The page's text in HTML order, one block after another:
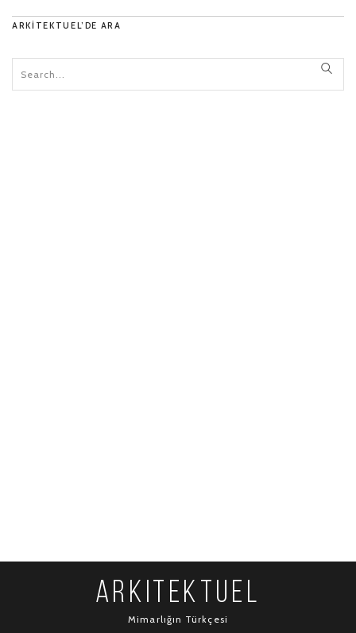
ARKITEKTUEL’DE ARA
ARKITEKTUEL
Mimarlığın Türkçesi